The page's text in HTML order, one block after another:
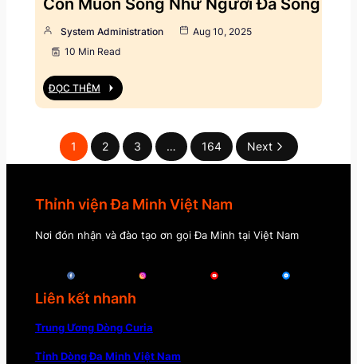
Con Muốn Sống Như Người Đã Sống
System Administration
Aug 10, 2025
10 Min Read
ĐỌC THÊM
1 2 3 … 164 Next
Thỉnh viện Đa Minh Việt Nam
Nơi đón nhận và đào tạo ơn gọi Đa Minh tại Việt Nam
Liên kết nhanh
Trung Ương Dòng Curia
Tỉnh Dòng Đa Minh Việt Nam